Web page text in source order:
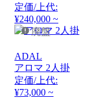
定価/上代:
¥240,000 ~
廃盤
ADAL
アロマ 2人掛
定価/上代:
¥73,000 ~